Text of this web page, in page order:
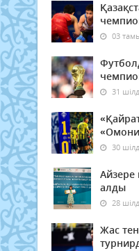
03
31
30
Айзере
алды
28
Жас